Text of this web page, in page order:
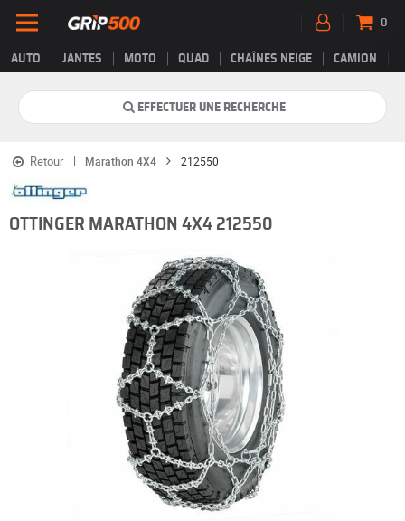
AUTO JANTES MOTO QUAD CHAÎNES NEIGE CAMION
0
EFFECTUER UNE RECHERCHE
Retour Marathon 4X4 212550
OTTINGER MARATHON 4X4 212550